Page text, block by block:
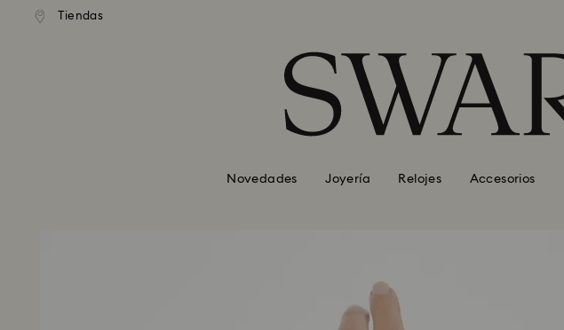
Accesskeys list
Tiendas
Novedades Joyería Relojes Accesorios